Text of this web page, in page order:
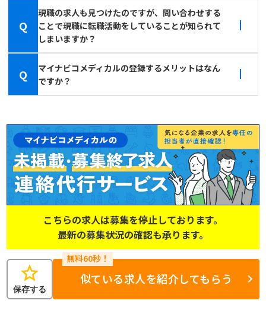
Q
現職の求人も見つけたのですが、問い合わせする
ことで現職に転職活動をしていることが知られて
しまいますか？
Q
マイナビコメディカルの登録するメリットはなん
ですか？
こちらの求人は募集を停止しております。
最新の募集状況の確認も承ります。
star
保存する
似ている求人を紹介してもらう